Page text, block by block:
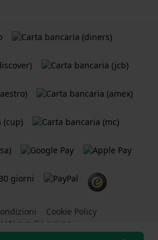
Cookie Policy
sulla privacy